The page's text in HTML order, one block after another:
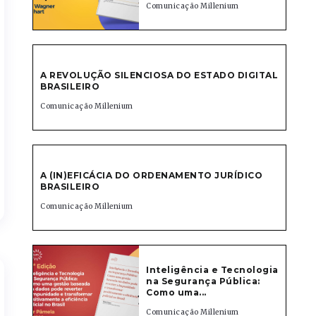
Comunicação Millenium
A REVOLUÇÃO SILENCIOSA DO ESTADO DIGITAL
BRASILEIRO
Comunicação Millenium
A (IN)EFICÁCIA DO ORDENAMENTO JURÍDICO
BRASILEIRO
Comunicação Millenium
Inteligência e Tecnologia
na Segurança Pública:
Como uma...
Comunicação Millenium